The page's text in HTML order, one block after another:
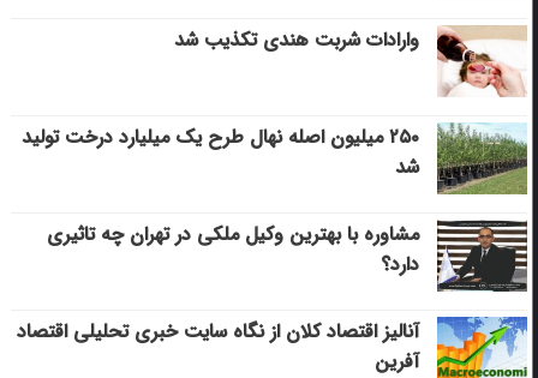
وارادات شربت هندی تکذیب شد
۲۵۰ میلیون اصله نهال طرح یک میلیارد درخت تولید
شد
مشاوره با بهترین وکیل ملکی در تهران چه تاثیری
دارد؟
آنالیز اقتصاد کلان از نگاه سایت خبری تحلیلی اقتصاد
آفرین